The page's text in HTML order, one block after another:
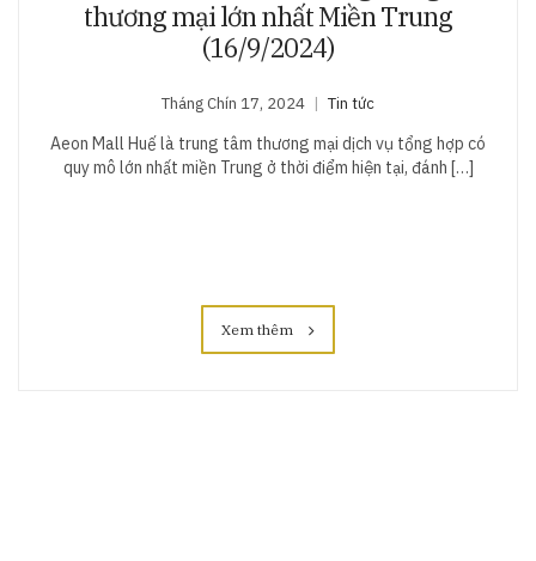
thương mại lớn nhất Miền Trung
(16/9/2024)
Tháng Chín 17, 2024 Tin tức
Aeon Mall Huế là trung tâm thương mại dịch vụ tổng hợp có
quy mô lớn nhất miền Trung ở thời điểm hiện tại, đánh […]
Xem thêm